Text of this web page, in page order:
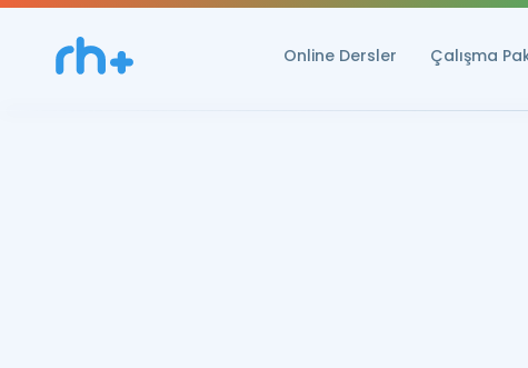
Online Dersler Çalışma